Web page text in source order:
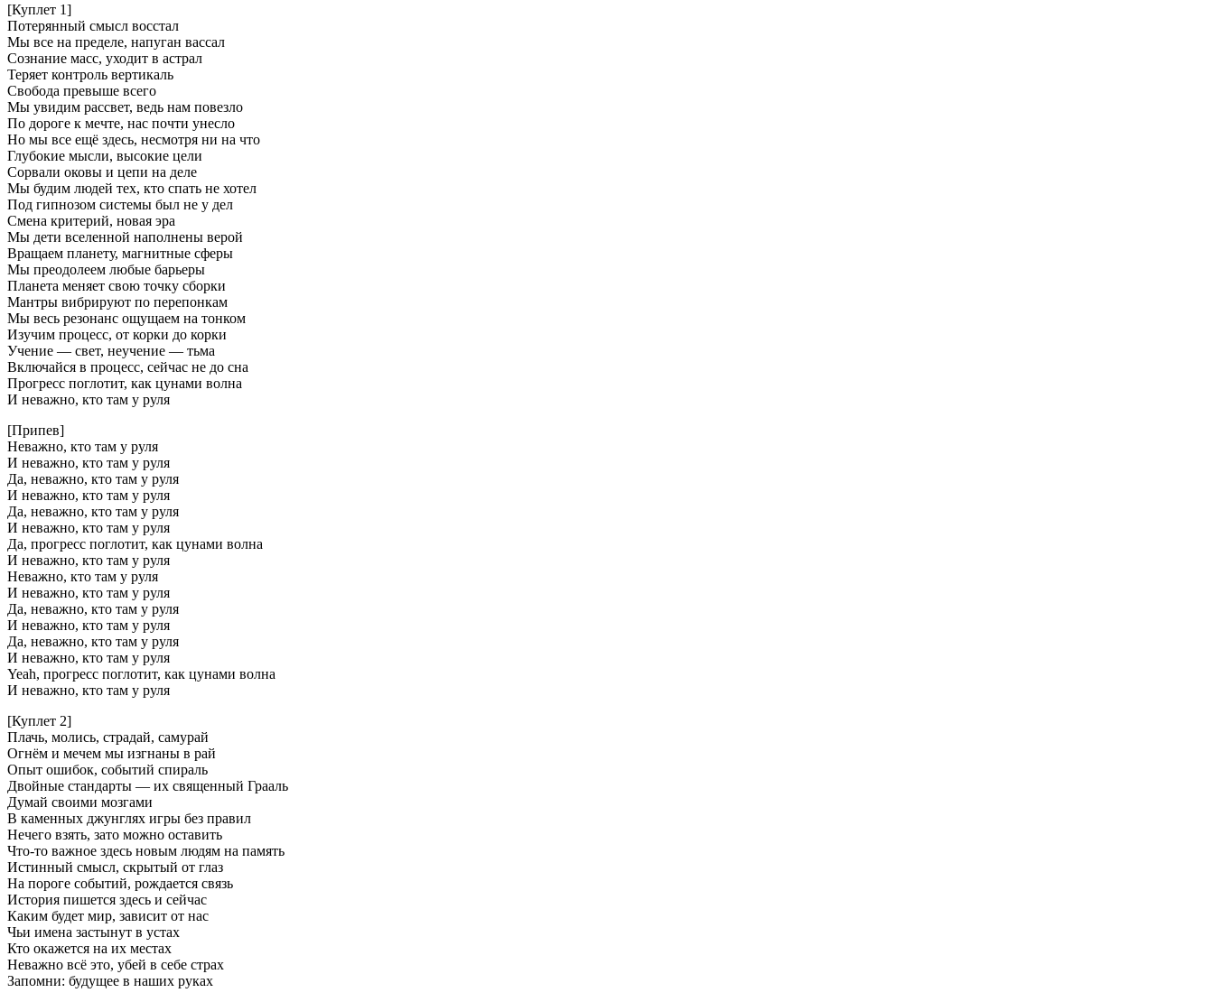
[Куплет 1]
Потерянный смысл восстал
Мы все на пределе, напуган вассал
Сознание масс, уходит в астрал
Теряет контроль вертикаль
Свобода превыше всего
Мы увидим рассвет, ведь нам повезло
По дороге к мечте, нас почти унесло
Но мы все ещё здесь, несмотря ни на что
Глубокие мысли, высокие цели
Сорвали оковы и цепи на деле
Мы будим людей тех, кто спать не хотел
Под гипнозом системы был не у дел
Смена критерий, новая эра
Мы дети вселенной наполнены верой
Вращаем планету, магнитные сферы
Мы преодолеем любые барьеры
Планета меняет свою точку сборки
Мантры вибрируют по перепонкам
Мы весь резонанс ощущаем на тонком
Изучим процесс, от корки до корки
Учение — свет, неучение — тьма
Включайся в процесс, сейчас не до сна
Прогресс поглотит, как цунами волна
И неважно, кто там у руля
[Припев]
Неважно, кто там у руля
И неважно, кто там у руля
Да, неважно, кто там у руля
И неважно, кто там у руля
Да, неважно, кто там у руля
И неважно, кто там у руля
Да, прогресс поглотит, как цунами волна
И неважно, кто там у руля
Неважно, кто там у руля
И неважно, кто там у руля
Да, неважно, кто там у руля
И неважно, кто там у руля
Да, неважно, кто там у руля
И неважно, кто там у руля
Yeah, прогресс поглотит, как цунами волна
И неважно, кто там у руля
[Куплет 2]
Плачь, молись, страдай, самурай
Огнём и мечем мы изгнаны в рай
Опыт ошибок, событий спираль
Двойные стандарты — их священный Грааль
Думай своими мозгами
В каменных джунглях игры без правил
Нечего взять, зато можно оставить
Что-то важное здесь новым людям на память
Истинный смысл, скрытый от глаз
На пороге событий, рождается связь
История пишется здесь и сейчас
Каким будет мир, зависит от нас
Чьи имена застынут в устах
Кто окажется на их местах
Неважно всё это, убей в себе страх
Запомни: будущее в наших руках